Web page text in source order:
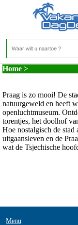
Tsjechie -
Home >
Praag is zo mooi! De
natuurgeweld en heeft
openluchtmuseum.
torentjes, het doolhof
Hoe nostalgisch de stad
uitgaansleven en de
wat de Tsjechische
Menu